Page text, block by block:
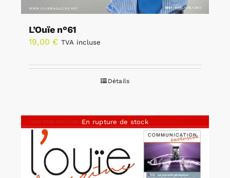
L’Ouïe n°61
19,00 € TVA incluse
Détails
En rupture de stock